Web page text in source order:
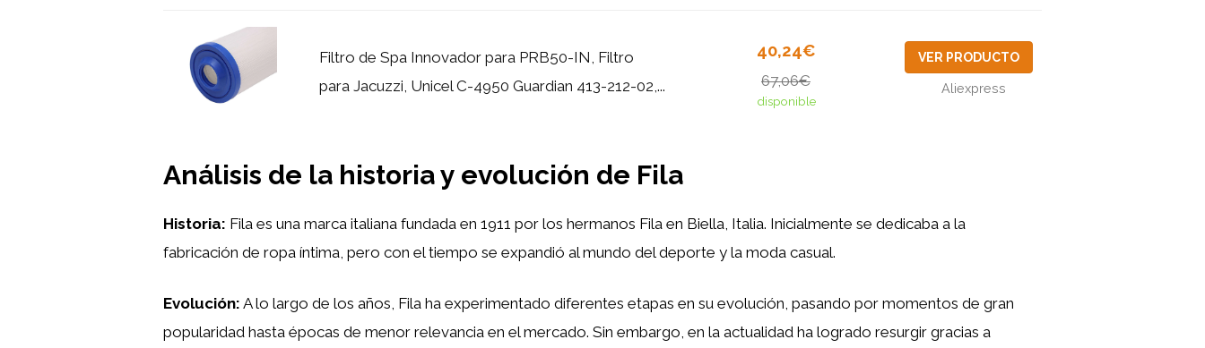
Filtro de Spa Innovador para PRB50-IN, Filtro
para Jacuzzi, Unicel C-4950 Guardian 413-212-02,...
40,24€
67,06€
disponible
VER PRODUCTO
Aliexpress
Análisis de la historia y evolución de Fila
Historia: Fila es una marca italiana fundada en 1911 por los hermanos Fila en Biella, Italia. Inicialmente se dedicaba a la
fabricación de ropa íntima, pero con el tiempo se expandió al mundo del deporte y la moda casual.
Evolución: A lo largo de los años, Fila ha experimentado diferentes etapas en su evolución, pasando por momentos de gran
popularidad hasta épocas de menor relevancia en el mercado. Sin embargo, en la actualidad ha logrado resurgir gracias a